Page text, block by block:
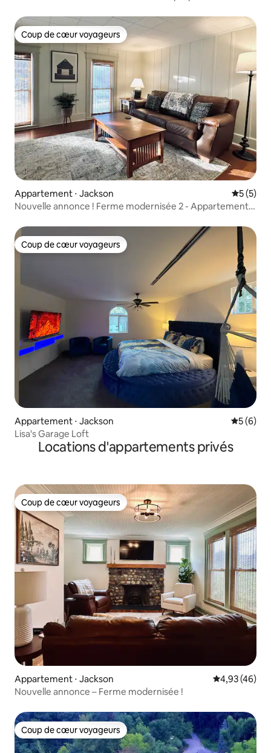
Coup de cœur voyageurs
Coup de cœur voyageurs
Appartement ⋅ Jackson
5 (5)
Nouvelle annonce ! Ferme modernisée 2 - Appartement
Coup de cœur voyageurs
Coup de cœur voyageurs
Appartement ⋅ Jackson
5 (6)
Lisa's Garage Loft
Locations d'appartements privés
Coup de cœur voyageurs
Coup de cœur voyageurs
Appartement ⋅ Jackson Évaluation
4,93 (46)
Nouvelle annonce – Ferme modernisée !
Coup de cœur voyageurs
Coup de cœur voyageurs